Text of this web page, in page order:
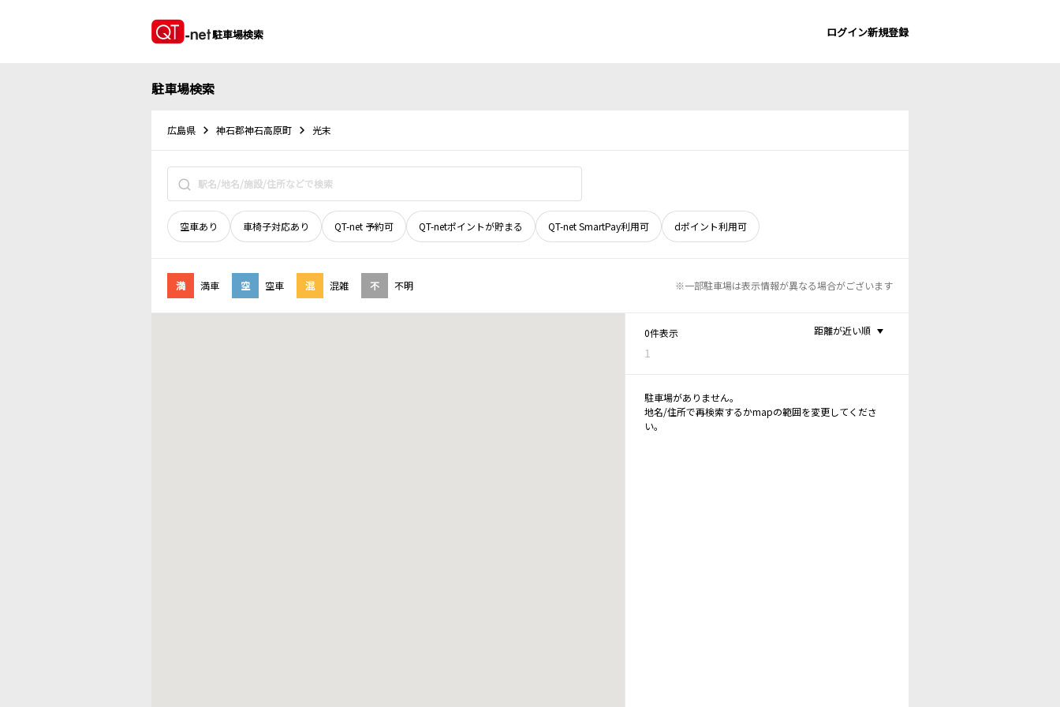
駐車場検索 ログイン新規登録
駐車場検索
広島県 神石郡神石高原町 光末
空車あり 車椅子対応あり QT-net 予約可 QT-netポイントが貯まる QT-net SmartPay利用可 dポイント利用可
満 満車 空 空車 混 混雑 不 不明 ※一部駐車場は表示情報が異なる場合がございます
0件表示
1
距離が近い順
駐車場がありません。
地名/住所で再検索するかmapの範囲を変更してくださ
い。